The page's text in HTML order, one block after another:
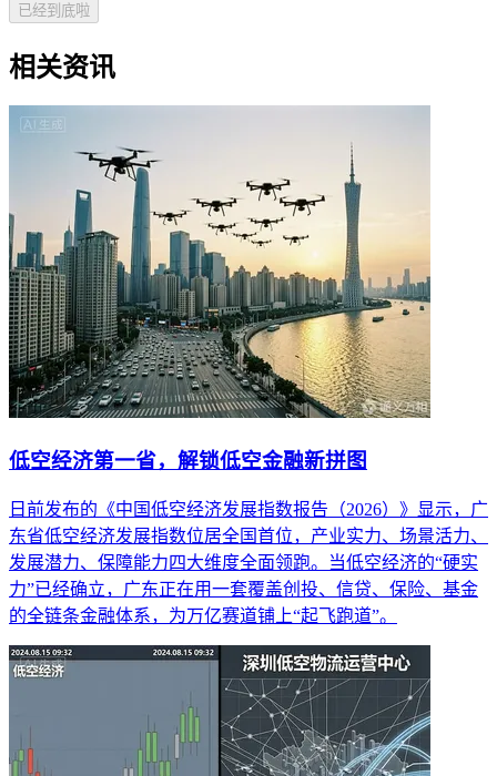
已经到底啦
相关资讯
低空经济第一省，解锁低空金融新拼图
日前发布的《中国低空经济发展指数报告（2026）》显示，广
东省低空经济发展指数位居全国首位，产业实力、场景活力、
发展潜力、保障能力四大维度全面领跑。当低空经济的“硬实
力”已经确立，广东正在用一套覆盖创投、信贷、保险、基金
的全链条金融体系，为万亿赛道铺上“起飞跑道”。